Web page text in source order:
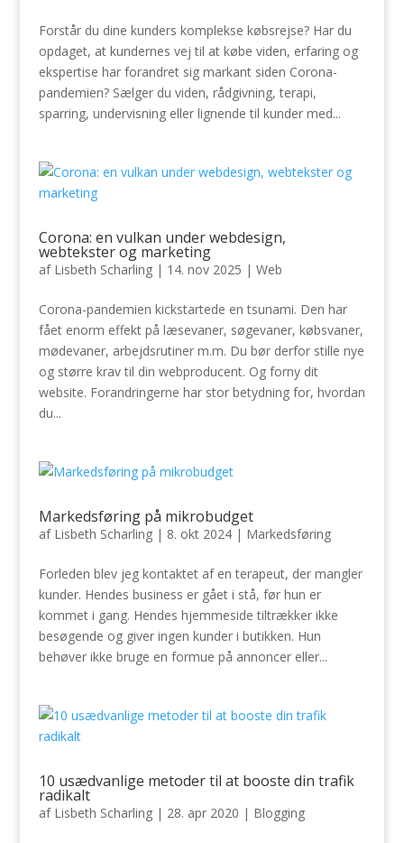
Forstår du dine kunders komplekse købsrejse? Har du
opdaget, at kundernes vej til at købe viden, erfaring og
ekspertise har forandret sig markant siden Corona-
pandemien? Sælger du viden, rådgivning, terapi,
sparring, undervisning eller lignende til kunder med...
Corona: en vulkan under webdesign,
webtekster og marketing
af Lisbeth Scharling| 14. nov 2025 | Web
Corona-pandemien kickstartede en tsunami. Den har
fået enorm effekt på læsevaner, søgevaner, købsvaner,
mødevaner, arbejdsrutiner m.m. Du bør derfor stille nye
og større krav til din webproducent. Og forny dit
website. Forandringerne har stor betydning for, hvordan
du...
Markedsføring på mikrobudget
af Lisbeth Scharling| 8. okt 2024| Markedsføring
Forleden blev jeg kontaktet af en terapeut, der mangler
kunder. Hendes business er gået i stå, før hun er
kommet i gang. Hendes hjemmeside tiltrækker ikke
besøgende og giver ingen kunder i butikken. Hun
behøver ikke bruge en formue på annoncer eller...
10 usædvanlige metoder til at booste din trafik
radikalt
af Lisbeth Scharling| 28. apr 2020 | Blogging